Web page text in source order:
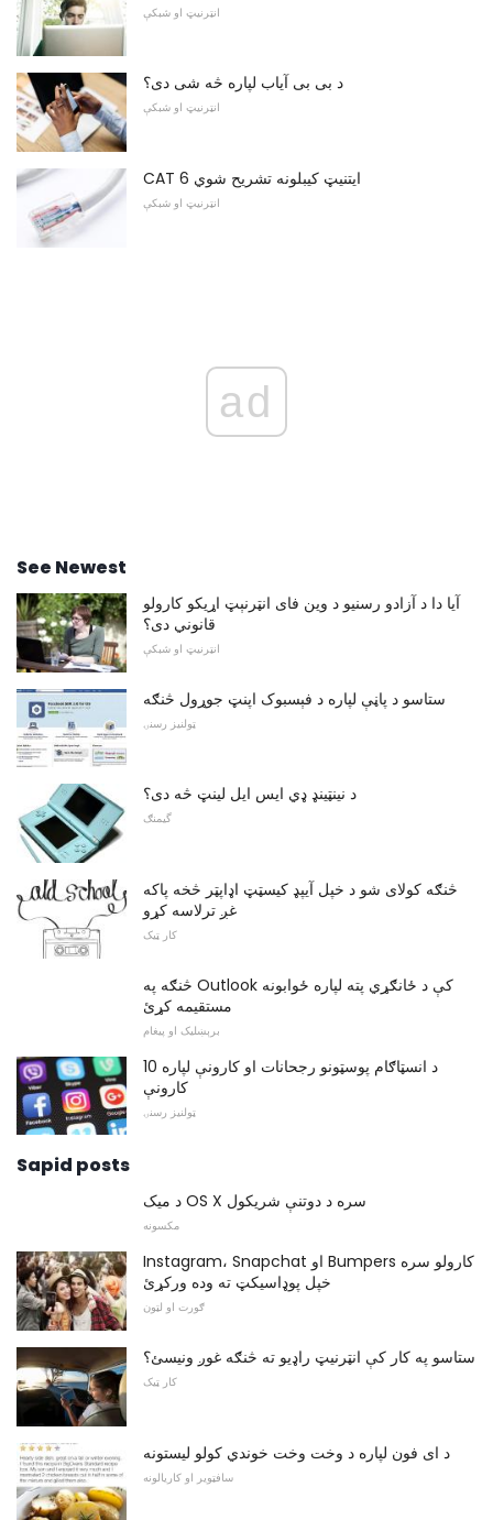
انټرنیټ او شبکې
د بی بی آیاب لپاره څه شی دی؟
انټرنیټ او شبکې
CAT 6 ایتنیټ کیبلونه تشریح شوي
انټرنیټ او شبکې
ad
See Newest
آیا دا د آزادو رسنیو د وین فای انټرنېټ اړیکو کارولو
قانوني دی؟
انټرنیټ او شبکې
ستاسو د پاڼې لپاره د فېسبوک اپنټ جوړول څنګه
ټولنیز رسنۍ
د نینټینډ ډي ایس ایل لینټ څه دی؟
گیمنګ
څنګه کولای شو د خپل آیپډ کیسټټ اډاپټر څخه پاکه
غږ ترلاسه کړو
کار ټیک
څنګه په Outlook کې د ځانګړي پته لپاره ځوابونه
مستقیمه کړئ
برېښلیک او پیغام
10 د انسټاګام پوسټونو رجحانات او کارونې لپاره
کارونې
ټولنیز رسنۍ
Sapid posts
د میک OS X سره د دوتنې شریکول
مکسونه
Instagram، Snapchat او Bumpers کارولو سره
خپل پوډاسیکټ ته وده ورکړئ
ګورت او لټون
ستاسو په کار کې انټرنیټ راډیو ته څنګه غوږ ونیسئ؟
کار ټیک
د ای فون لپاره د وخت وخت خوندي کولو لیستونه
سافټویر او کاریالونه